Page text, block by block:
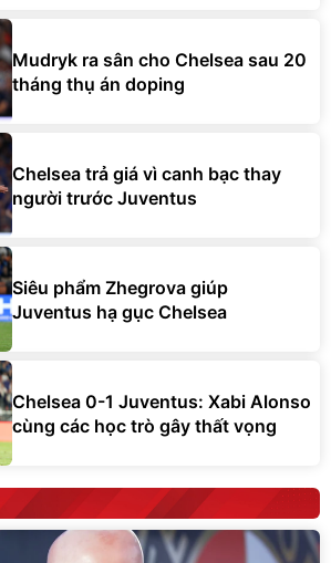
Mudryk ra sân cho Chelsea sau 20
tháng thụ án doping
Chelsea trả giá vì canh bạc thay
người trước Juventus
Siêu phẩm Zhegrova giúp
Juventus hạ gục Chelsea
Chelsea 0-1 Juventus: Xabi Alonso
cùng các học trò gây thất vọng